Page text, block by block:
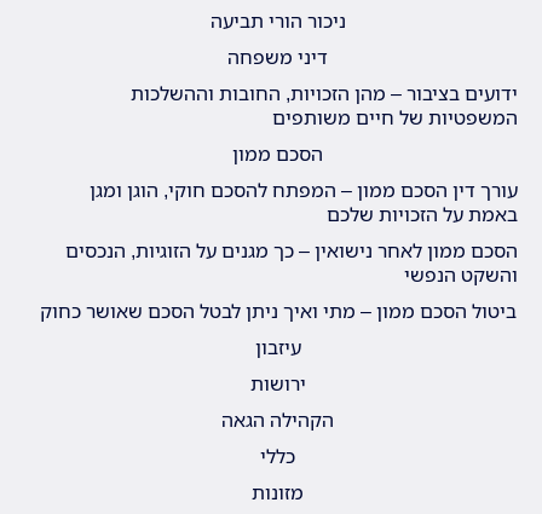
ניכור הורי תביעה
דיני משפחה
ידועים בציבור – מהן הזכויות, החובות וההשלכות
המשפטיות של חיים משותפים
הסכם ממון
עורך דין הסכם ממון – המפתח להסכם חוקי, הוגן ומגן
באמת על הזכויות שלכם
הסכם ממון לאחר נישואין – כך מגנים על הזוגיות, הנכסים
והשקט הנפשי
ביטול הסכם ממון – מתי ואיך ניתן לבטל הסכם שאושר כחוק
עיזבון
ירושות
הקהילה הגאה
כללי
מזונות